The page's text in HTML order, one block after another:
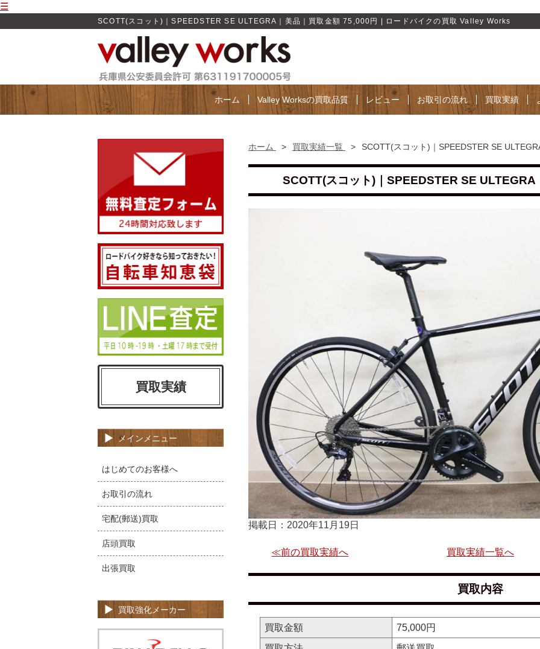
☰
SCOTT(スコット)｜SPEEDSTER SE ULTEGRA｜美品｜買取金額 75,000円 | ロードバイクの買取 Valley Works
ホーム Valley Worksの買取品質 レビュー お取引の流れ 買取実績
ホーム > 買取実績一覧 > SCOTT(スコット)｜SPEEDSTER SE
SCOTT(スコット)｜SPEEDSTER SE
掲載日：2020年11月19日
≪前の買取実績へ 買取実績一覧へ
買取内容
買取金額
75,000円
買取実績
メインメニュー
はじめてのお客様へ
お取引の流れ
宅配(郵送)買取
店頭買取
出張買取
買取強化メーカー